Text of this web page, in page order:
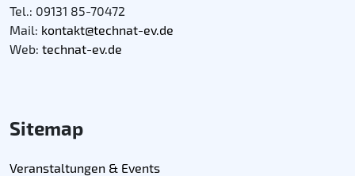
Tel.: 09131 85-70472
Mail: kontakt@technat-ev.de
Web: technat-ev.de
Sitemap
Veranstaltungen & Events